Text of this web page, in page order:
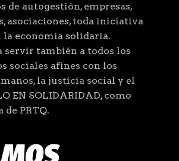
de autogestión, empresas,
asociaciones, toda iniciativa
la economía solidaria.
servir también a todos los
sociales afines con los
la justicia social y el
EN SOLIDARIDAD, como
PRTQ.